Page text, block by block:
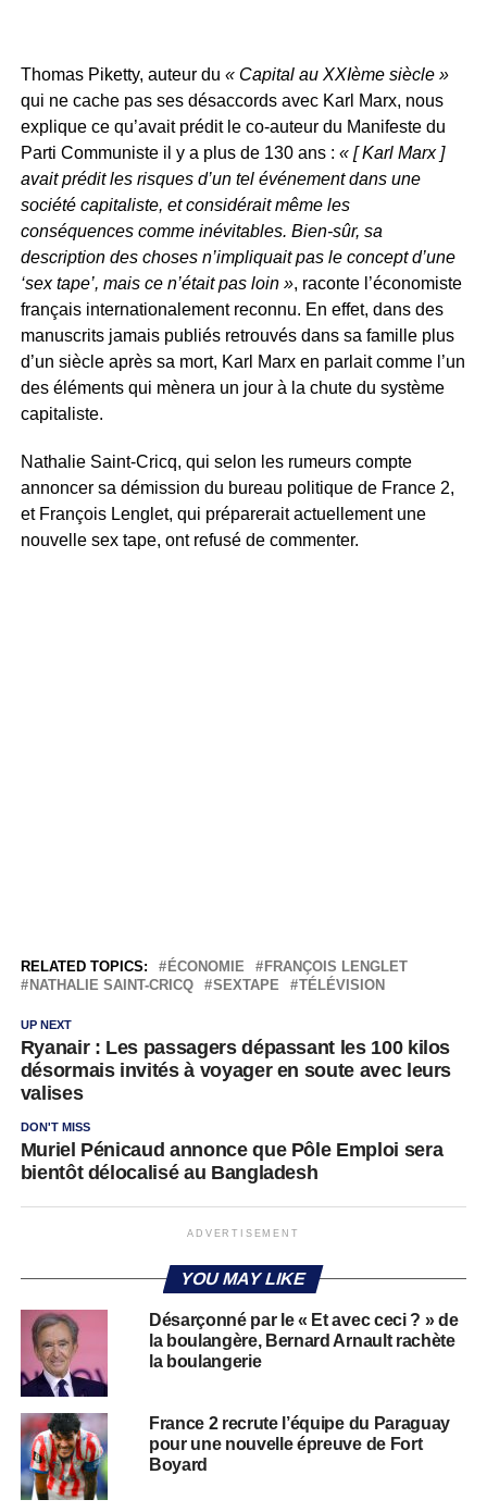
Thomas Piketty, auteur du « Capital au XXIème siècle »
qui ne cache pas ses désaccords avec Karl Marx, nous
explique ce qu’avait prédit le co-auteur du Manifeste du
Parti Communiste il y a plus de 130 ans : « [ Karl Marx ]
avait prédit les risques d’un tel événement dans une
société capitaliste, et considérait même les
conséquences comme inévitables. Bien-sûr, sa
description des choses n’impliquait pas le concept d’une
‘sex tape’, mais ce n’était pas loin », raconte l’économiste
français internationalement reconnu. En effet, dans des
manuscrits jamais publiés retrouvés dans sa famille plus
d’un siècle après sa mort, Karl Marx en parlait comme l’un
des éléments qui mènera un jour à la chute du système
capitaliste.
Nathalie Saint-Cricq, qui selon les rumeurs compte
annoncer sa démission du bureau politique de France 2,
et François Lenglet, qui préparerait actuellement une
nouvelle sex tape, ont refusé de commenter.
RELATED TOPICS: ÉCONOMIE
FRANÇOIS LENGLET
NATHALIE SAINT-CRICQ
SEXTAPE TÉLÉVISION
UP NEXT
Ryanair : Les passagers dépassant les 100 kilos
désormais invités à voyager en soute avec leurs
valises
DON'T MISS
Muriel Pénicaud annonce que Pôle Emploi sera
bientôt délocalisé au Bangladesh
ADVERTISEMENT
YOU MAY LIKE
Désarçonné par le « Et avec ceci ? » de
la boulangère, Bernard Arnault rachète
la boulangerie
France 2 recrute l’équipe du Paraguay
pour une nouvelle épreuve de Fort
Boyard